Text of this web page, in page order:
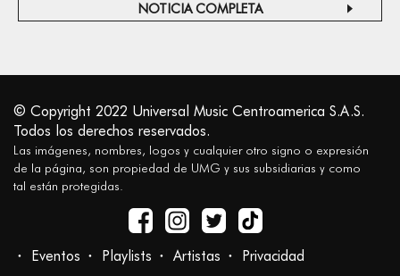
NOTICIA COMPLETA
© Copyright 2022 Universal Music Centroamerica S.A.S.
Todos los derechos reservados.
Las imágenes, nombres, logos y cualquier otro signo o expresión
de la página, son propiedad de UMG y sus subsidiarias y como
tal están protegidas.
Eventos Playlists Artistas Privacidad